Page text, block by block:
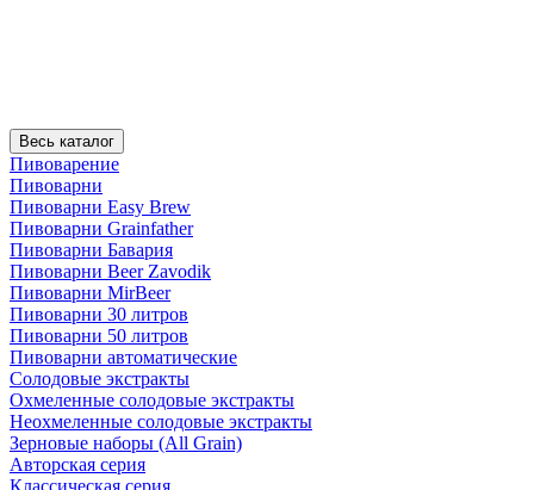
Весь каталог
Пивоварение
Пивоварни
Пивоварни Easy Brew
Пивоварни Grainfather
Пивоварни Бавария
Пивоварни Beer Zavodik
Пивоварни MirBeer
Пивоварни 30 литров
Пивоварни 50 литров
Пивоварни автоматические
Солодовые экстракты
Охмеленные солодовые экстракты
Неохмеленные солодовые экстракты
Зерновые наборы (All Grain)
Авторская серия
Классическая серия